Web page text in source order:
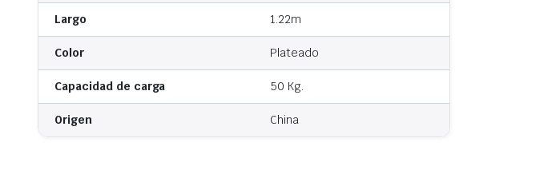
Largo 1.22m
Color Plateado
Capacidad de carga 50 Kg.
Origen China